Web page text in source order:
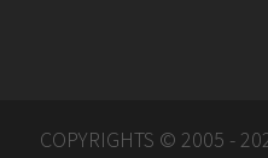
COPYRIGHTS © 2005 -